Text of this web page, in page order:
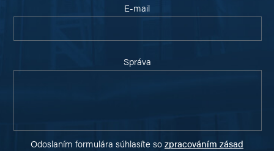
E-mail
Správa
Odoslaním formulára súhlasíte sozpracováním zásad